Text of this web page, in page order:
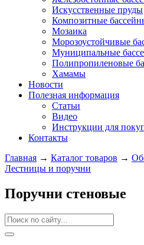
Искусственные пруды
Композитные
Мозаика
Морозоустойчивые
Муниципальные
Полипропиленовые
Хамамы
Новости
Полезная информация
Статьи
Видео
Инструкции для
Контакты
Главная → Каталог товаров →
Лестницы и поручни
Поручни стеновые